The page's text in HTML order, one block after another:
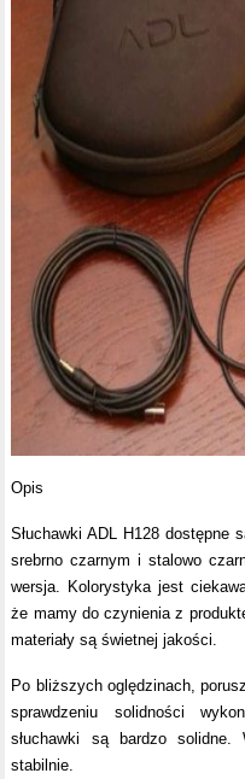
Opis
Słuchawki ADL H128 dostępne
srebrno czarnym i stalowo
wersja. Kolorystyka jest
że mamy do czynienia z
materiały są świetnej jakości.
Po bliższych oględzinach,
sprawdzeniu solidności
słuchawki są bardzo solidne.
stabilnie.